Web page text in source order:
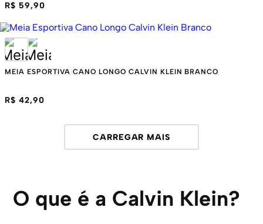
R$ 59,90
MEIA ESPORTIVA CANO LONGO CALVIN KLEIN BRANCO
R$ 42,90
O que é a Calvin Klein?